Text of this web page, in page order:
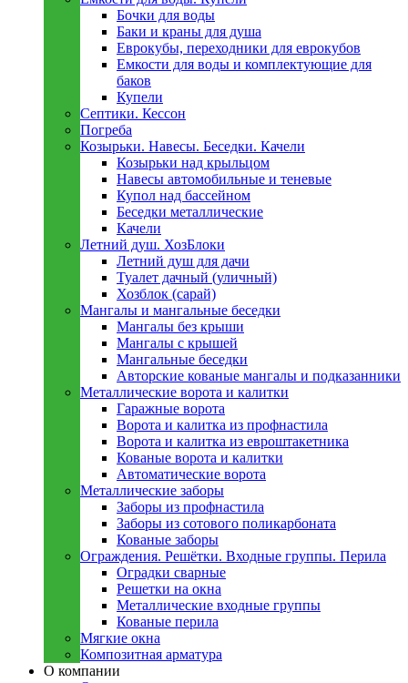
Бочки для воды
Баки и краны для душа
Еврокубы, переходники для еврокубов
Емкости для воды и комплектующие для
баков
Купели
Септики. Кессон
Погреба
Козырьки. Навесы. Беседки. Качели
Козырьки над крыльцом
Навесы автомобильные и теневые
Купол над бассейном
Беседки металлическиe
Качели
Летний душ. ХозБлоки
Летний душ для дачи
Туалет дачный (уличный)
Хозблок (сарай)
Мангалы и мангальные беседки
Мангалы без крыши
Мангалы с крышей
Мангальные беседки
Авторские кованые мангалы и подказанники
Металлическиe ворота и калитки
Гаражные ворота
Ворота и калитка из профнастила
Ворота и калитка из евроштакетника
Кованые ворота и калитки
Автоматические ворота
Металлическиe заборы
Заборы из профнастила
Заборы из сотового поликарбоната
Кованые заборы
Ограждения. Решётки. Входные группы. Перила
Оградки сварные
Решетки на окна
Металлические входные группы
Кованые перила
Мягкие окна
Композитная арматура
О компании